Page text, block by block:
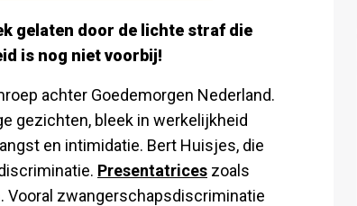
gelaten door de lichte straf die
is nog niet voorbij!
achter Goedemorgen Nederland.
gezichten, bleek in werkelijkheid
en intimidatie. Bert Huisjes, die
Presentatrices zoals
Vooral zwangerschapsdiscriminatie